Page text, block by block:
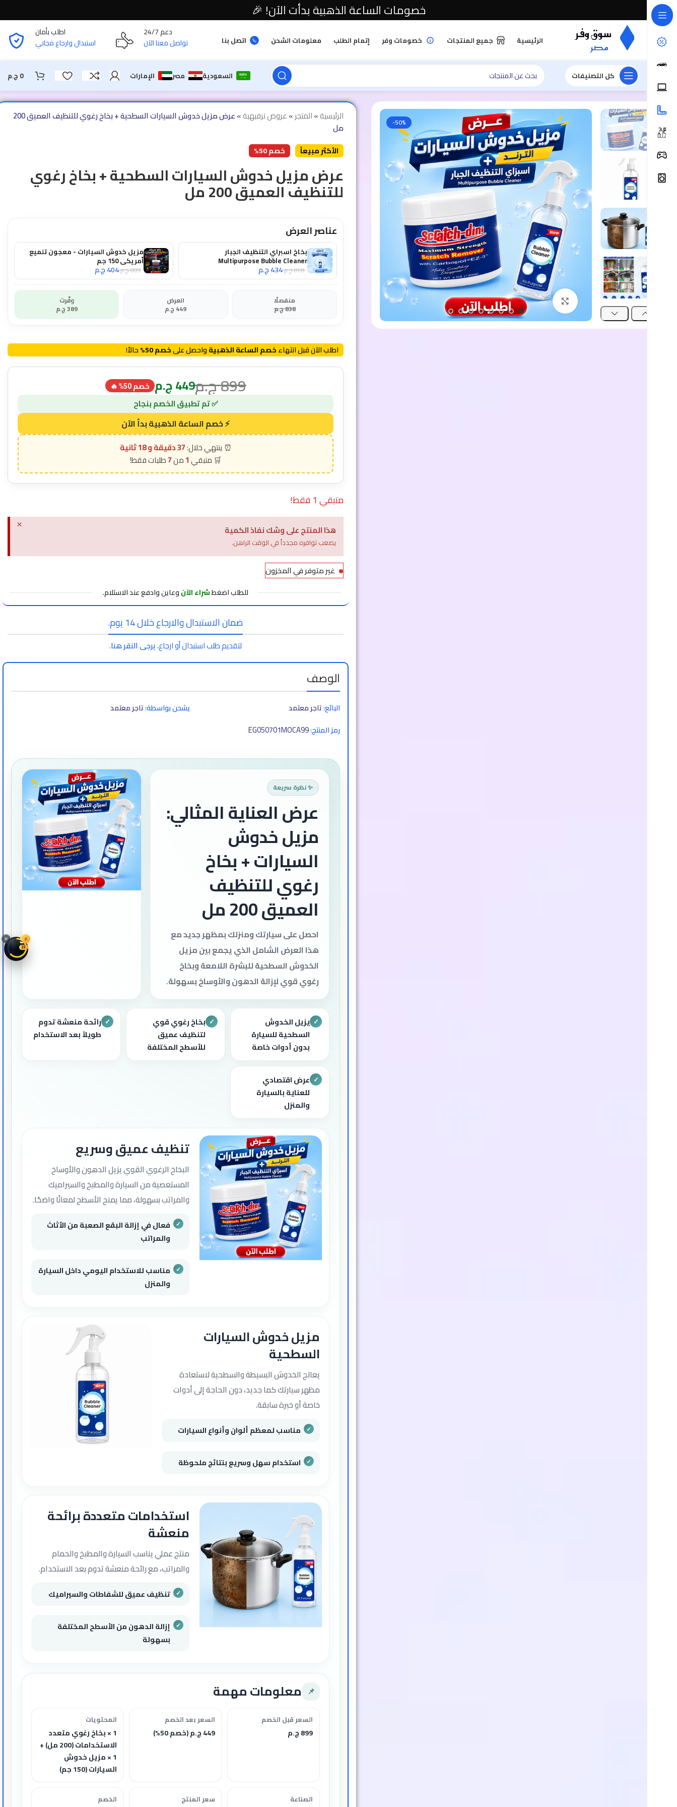
الرئيسية جميع المنتجات خصومات وفر إتمام الطلب معلومات الشحن اتصل بنا
دعم 24/7
تواصل معنا الآن
اطلب بأمان
استبدال وارجاع مجاني
كل التصنيفات السعودية مصر الإمارات 0 ج.م
-50%
اضغط للتكبير
الرئيسية»المتجر»عروض ترفيهية»
عرض مزيل خدوش السيارات السطحية + بخاخ رغوي للتنظيف العميق 200
مل
الأكثر مبيعاً خصم 50%
عرض مزيل خدوش السيارات السطحية + بخاخ رغوي
للتنظيف العميق 200 مل
عناصر العرض
بخاخ اسبراي التنظيف الجبار
Multipurpose Bubble Cleaner
869ج.م434ج.م
مزيل خدوش السيارات - معجون تلميع
أمريكي 150 جم
809ج.م404ج.م
منفصلًا
838ج.م
العرض
449ج.م
وفّرت
389ج.م
اطلب الآن قبل انتهاءخصم الساعة الذهبيةواحصل علىخصم 50% حالاً!
899ج.م449ج.م خصم 50% 🔥
37 دقيقة و 17 ثانية
1
7
متبقي 1 فقط!
هذا المنتج على وشك نفاذ الكمية
يصعب توافره مجدداً في الوقت الراهن.
×
غير متوفر في المخزون
للطلب اضغطشراء الآنوعاين وادفع عند الاستلام.
ضمان الاستبدال والارجاع خلال 14 يوم.
لتقديم طلب استبدال أو ارجاع،يرجى النقر هنا.
الوصف
البائع:تاجر معتمد يشحن بواسطة:تاجر معتمد
رمز المنتج:EG050701MOCA99
✨ نظرة سريعة
عرض العناية المثالي:
مزيل خدوش
السيارات + بخاخ
رغوي للتنظيف
العميق 200 مل
احصل على سيارتك ومنزلك بمظهر جديد مع
هذا العرض الشامل الذي يجمع بين مزيل
الخدوش السطحية للبشرة اللامعة وبخاخ
رغوي قوي لإزالة الدهون والأوساخ بسهولة.
✓ يزيل الخدوش
السطحية للسيارة
بدون أدوات خاصة
✓ بخاخ رغوي قوي
لتنظيف عميق
للأسطح المختلفة
✓ رائحة منعشة تدوم
طويلاً بعد الاستخدام
✓ عرض اقتصادي
للعناية بالسيارة
والمنزل
تنظيف عميق وسريع
البخاخ الرغوي القوي يزيل الدهون والأوساخ
المستعصية من السيارة والمطبخ والسيراميك
والمراتب بسهولة، مما يمنح الأسطح لمعانًا واضحًا.
فعال في إزالة البقع الصعبة من الأثاث
والمراتب
مناسب للاستخدام اليومي داخل السيارة
والمنزل
مزيل خدوش السيارات
السطحية
يعالج الخدوش البسيطة والسطحية لاستعادة
مظهر سيارتك كما جديد، دون الحاجة إلى أدوات
خاصة أو خبرة سابقة.
مناسب لمعظم ألوان وأنواع السيارات
استخدام سهل وسريع بنتائج ملحوظة
استخدامات متعددة برائحة
منعشة
منتج عملي يناسب السيارة والمطبخ والحمام
والمراتب، مع رائحة منعشة تدوم بعد الاستخدام.
تنظيف عميق للشفاطات والسيراميك
إزالة الدهون من الأسطح المختلفة
بسهولة
📌 معلومات مهمة
السعر قبل الخصم
899 ج.م
السعر بعد الخصم
449 ج.م (خصم 50%)
المحتويات
1 × بخاخ رغوي متعدد
الاستخدامات (200 مل) +
1 × مزيل خدوش
السيارات (150 جم)
الصناعة سعر المنتج الخصم
خصومات الساعة الذهبية بدأت الآن! 🎉
⚡
37
17